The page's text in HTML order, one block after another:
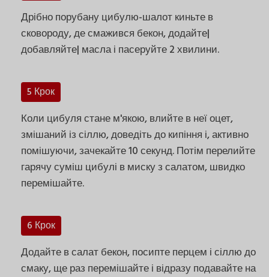
Дрібно порубану цибулю-шалот киньте в
сковороду, де смажився бекон, додайте|
добавляйте| масла і пасеруйте 2 хвилини.
5 Крок
Коли цибуля стане м'якою, влийте в неї оцет,
змішаний із сіллю, доведіть до кипіння і, активно
помішуючи, зачекайте 10 секунд. Потім перелийте
гарячу суміш цибулі в миску з салатом, швидко
перемішайте.
6 Крок
Додайте в салат бекон, посипте перцем і сіллю до
смаку, ще раз перемішайте і відразу подавайте на